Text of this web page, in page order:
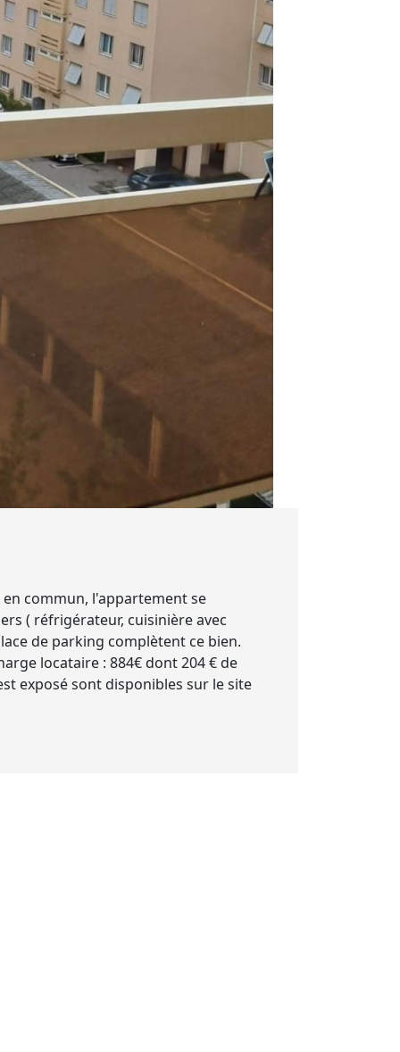
commun, l'appartement se
( réfrigérateur, cuisinière avec
de parking complètent ce bien.
locataire : 884€ dont 204 € de
exposé sont disponibles sur le site